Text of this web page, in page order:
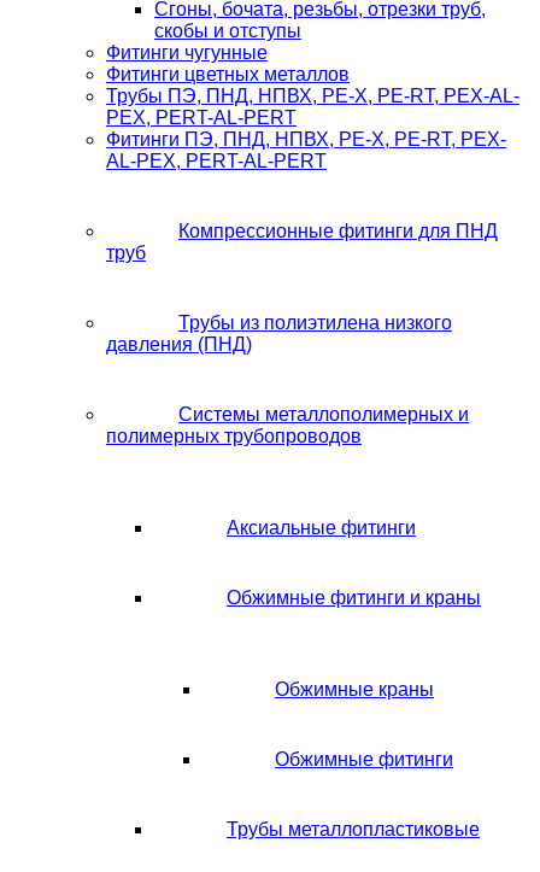
Сгоны, бочата, резьбы, отрезки труб,
скобы и отступы
Фитинги чугунные
Фитинги цветных металлов
Трубы ПЭ, ПНД, НПВХ, PE-X, PE-RT, PEX-AL-
PEX, PERT-AL-PERT
Фитинги ПЭ, ПНД, НПВХ, PE-X, PE-RT, PEX-
AL-PEX, PERT-AL-PERT
Компрессионные фитинги для ПНД
труб
Трубы из полиэтилена низкого
давления (ПНД)
Системы металлополимерных и
полимерных трубопроводов
Аксиальные фитинги
Обжимные фитинги и краны
Обжимные краны
Обжимные фитинги
Трубы металлопластиковые